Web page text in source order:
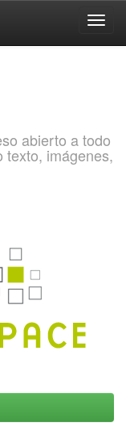
abierto a todo
texto, imágenes,